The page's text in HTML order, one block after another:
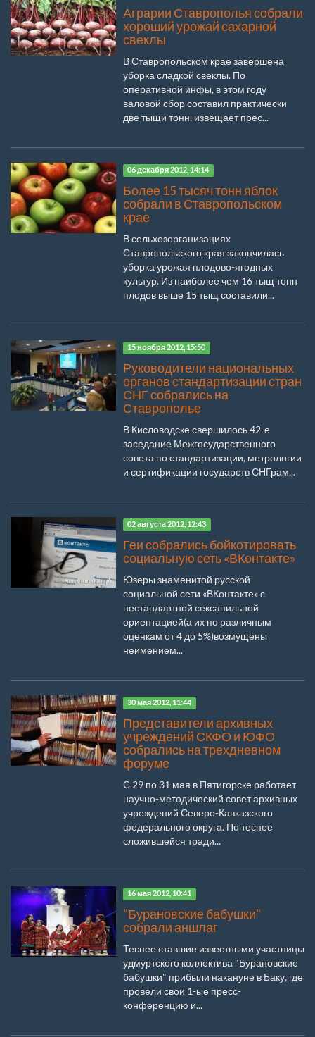
Аграрии Ставрополья собрали
хороший урожай сахарной
свеклы
В Ставропольском крае завершена
уборка сладкой свеклы. По
оперативной инфы, в этом году
валовой сбор составил практически
две тыщи тонн, извещает прес...
06 декабря 2012, 14:14
Более 15 тысяч тонн яблок
собрали в Ставропольском
крае
В сельхозорганизациях
Ставропольского края закончилась
уборка урожая плодово-ягодных
культур. Из наиболее чем 16 тыщ тонн
плодов выше 15 тыщ составили...
15 ноября 2012, 15:50
Руководители национальных
органов стандартизации стран
СНГ собрались на
Ставрополье
В Кисловодске свершилось 42-е
заседание Межгосударственного
совета по стандартизации, метрологии
и сертификации государств СНГрам...
02 августа 2012, 12:43
Геи собрались бойкотировать
социальную сеть «ВКонтакте»
Юзеры знаменитой русской
социальной сети «ВКонтакте» с
нестандартной сексапильной
ориентацией(а их по различным
оценкам от 4 до 5%)возмущены
неимением...
30 мая 2012, 11:44
Представители архивных
учреждений СКФО и ЮФО
собрались на трехдневном
форуме
С 29 по 31 мая в Пятигорске работает
научно-методический совет архивных
учреждений Северо-Кавказского
федерального округа. По теснее
сложившейся тради...
16 мая 2012, 10:41
"Бурановские бабушки"
собрали аншлаг
Теснее ставшие известными участницы
удмуртского коллектива "Бурановские
бабушки" прибыли накануне в Баку, где
провели свои 1-ые пресс-
конференцию и...